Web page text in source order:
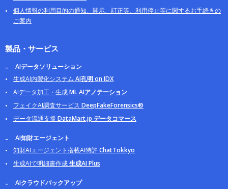
個人情報の利用目的の通知、開示、訂正等、利用停止等に関するお手続きの
ご案内
製品・サービス
AIデータソリューション
生成AI内製化システム AI孔明 on IDX
AIデータ加工・生成ML AIアノテーション
フェイクAI調査サービス DeepFakeForensics®
データ流通支援 DataMart.jp データコマース
AI知財エージェント
知財AIエージェント搭載AI特許ChatTokkyo
生成AIで明細書作成生成AI Plus
AIクラウドバックアップ